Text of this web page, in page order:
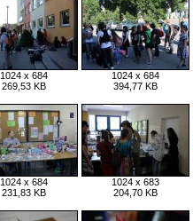
1024 x 684
269,53 KB
1024 x 684
394,77 KB
1024 x 684
231,83 KB
1024 x 683
204,70 KB